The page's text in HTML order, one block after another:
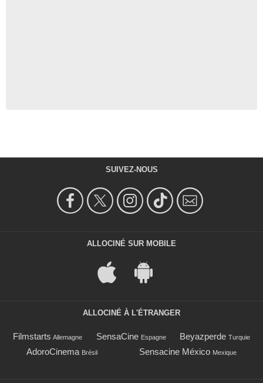
SUIVEZ-NOUS
ALLOCINÉ SUR MOBILE
ALLOCINÉ À L'ÉTRANGER
Filmstarts Allemagne SensaCine Espagne Beyazperde Turquie
AdoroCinema Brésil Sensacine México Mexique